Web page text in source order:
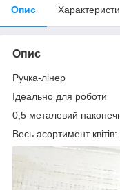
Опис
Опис
Ручка-лінер
Ідеально для роботи
0,5 металевий
Весь асортимент квітів: